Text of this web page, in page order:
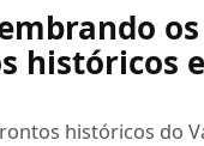
os
históricos
históricos do